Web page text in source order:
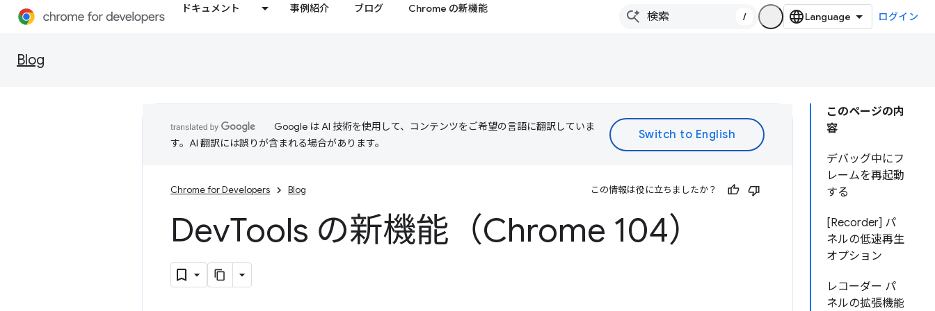
ドキュメント 事例紹介 ブログ Chrome の新機能
/ ログイン
Blog
このページの内
容
デバッグ中にフ
レームを再起動
する
[Recorder] パ
ネルの低速再生
オプション
レコーダー パ
ネルの拡張機能
Google は AI 技術を使用して、コンテンツをご希望の言語に翻訳していま
す。AI 翻訳には誤りが含まれる場合があります。
Chrome for Developers Blog この情報は役に立ちましたか？
DevTools の新機能（Chrome 104）